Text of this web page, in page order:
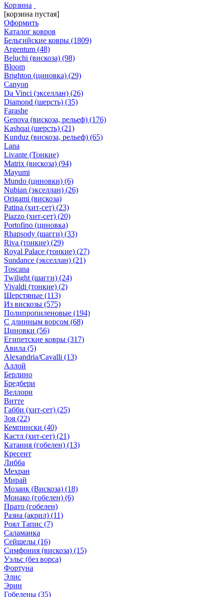
Корзина
[корзина пустая]
Оформить
Каталог ковров
Бельгийские ковры (1809)
Argentum (48)
Beluchi (вискоза) (98)
Bloom
Brighton (циновка) (29)
Canyon
Da Vinci (экселлан) (26)
Diamond (шерсть) (35)
Farashe
Genova (вискоза, рельеф) (176)
Kashqai (шерсть) (21)
Kunduz (вискоза, рельеф) (65)
Lana
Livante (Тонкие)
Matrix (вискоза) (94)
Mayumi
Mundo (циновки) (6)
Nubian (экселлан) (26)
Origami (вискоза)
Patina (хит-сет) (23)
Piazzo (хит-сет) (20)
Portofino (циновка)
Rhapsody (шагги) (33)
Riva (тонкие) (29)
Royal Palace (тонкие) (27)
Sundance (экселлан) (21)
Toscana
Twilight (шагги) (24)
Vivaldi (тонкие) (2)
Шерстяные (113)
Из вискозы (575)
Полипропиленовые (194)
С длинным ворсом (68)
Циновки (56)
Египетские ковры (317)
Авила (5)
Alexandria/Cavalli (13)
Аллой
Берлино
Бредбери
Веллори
Витте
Габби (хит-сет) (25)
Зоя (22)
Кемпински (40)
Кастл (хит-сет) (21)
Катания (гобелен) (13)
Кресент
Либба
Мехран
Мирай
Мозаик (Вискоза) (18)
Монако (гобелен) (6)
Прато (гобелен)
Разиа (акрил) (11)
Роял Тапис (7)
Саламанка
Сейшелы (16)
Симфония (вискоза) (15)
Уэльс (без ворса)
Фортуна
Элис
Эрин
Гобелены (35)